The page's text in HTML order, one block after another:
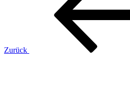
Zurück